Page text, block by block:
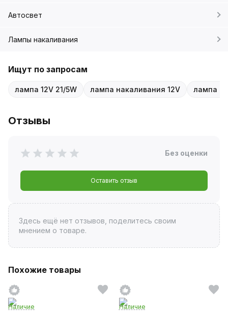
Автосвет
Лампы накаливания
Ищут по запросам
лампа 12V 21/5W лампа накаливания 12V лампа
Отзывы
Без оценки
Оставить отзыв
Здесь ещё нет отзывов, поделитесь своим
мнением о товаре.
Похожие товары
Наличие
Наличие